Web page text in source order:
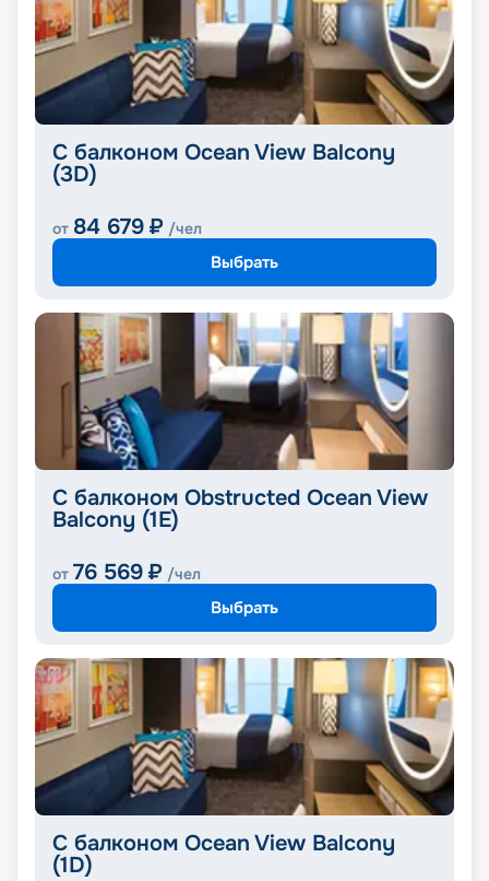
С балконом Ocean View Balcony
(3D)
от 84 679 ₽ /чел
Выбрать
С балконом Obstructed Ocean View
Balcony (1E)
от 76 569 ₽ /чел
Выбрать
С балконом Ocean View Balcony
(1D)